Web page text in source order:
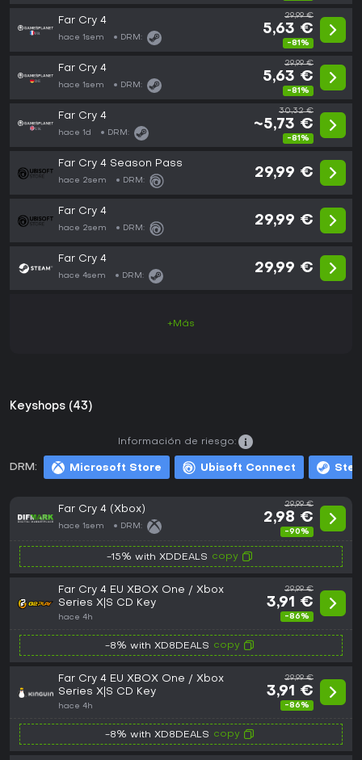
Far Cry 4
hace 1sem DRM:
29,99 €
5,63 €
-81%
Far Cry 4
hace 1sem DRM:
29,99 €
5,63 €
-81%
Far Cry 4
hace 1d DRM:
30,32 €
~5,73 €
-81%
Far Cry 4 Season Pass
hace 2sem DRM:
29,99 €
Far Cry 4
hace 2sem DRM:
29,99 €
Far Cry 4
hace 4sem DRM:
29,99 €
+Más
Keyshops (43)
DRM: Microsoft Store Ubisoft Connect
Información de riesgo:
Far Cry 4 (Xbox)
hace 1sem DRM:
29,99 €
2,98 €
-90%
-15% with XDDEALS copy
Far Cry 4 EU XBOX One / Xbox
Series X|S CD Key
hace 4h
29,99 €
3,91 €
-86%
-8% with XD8DEALS copy
Far Cry 4 EU XBOX One / Xbox
Series X|S CD Key
hace 4h
29,99 €
3,91 €
-86%
-8% with XD8DEALS copy